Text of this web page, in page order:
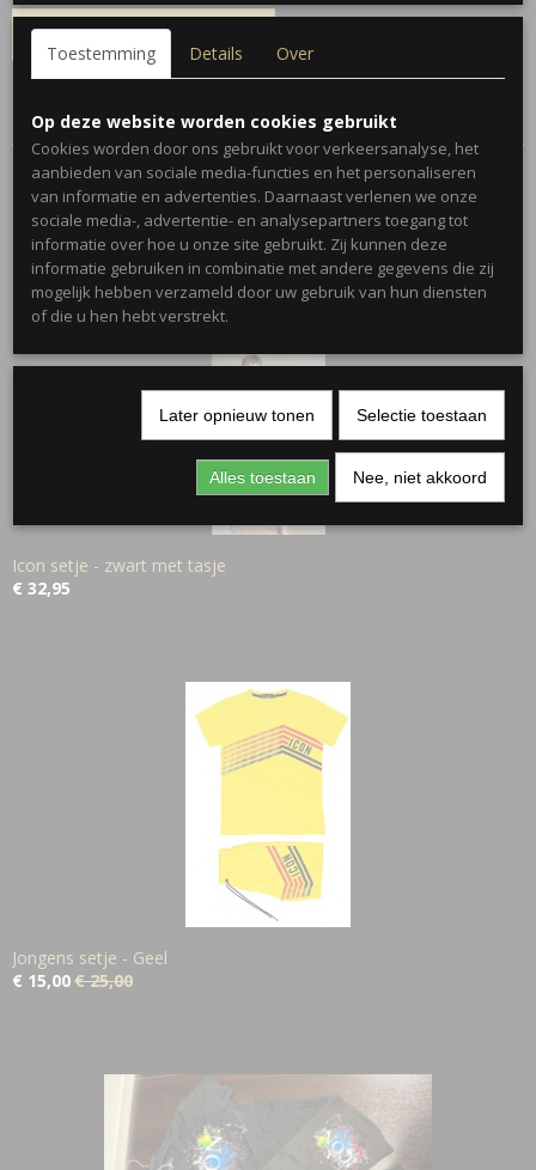
IN WINKELWAGEN
Specificaties
Productcode
734-1009
Ook interessant
Icon setje - zwart met tasje
€ 32,95
Jongens setje - Geel
€ 15,00€ 25,00
Toestemming Details Over
Op deze website worden cookies gebruikt
Cookies worden door ons gebruikt voor verkeersanalyse, het
aanbieden van sociale media-functies en het personaliseren
van informatie en advertenties. Daarnaast verlenen we onze
sociale media-, advertentie- en analysepartners toegang tot
informatie over hoe u onze site gebruikt. Zij kunnen deze
informatie gebruiken in combinatie met andere gegevens die zij
mogelijk hebben verzameld door uw gebruik van hun diensten
of die u hen hebt verstrekt.
Later opnieuw tonen Selectie toestaan
Alles toestaan Nee, niet akkoord